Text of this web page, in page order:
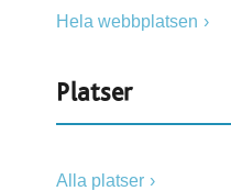
Hela webbplatsen
Platser
Alla platser